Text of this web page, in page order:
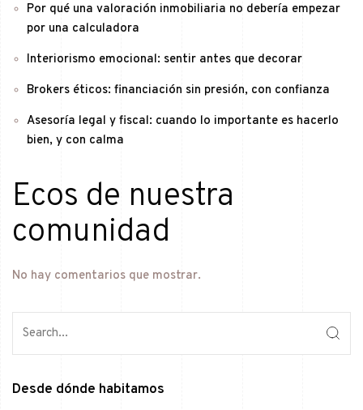
Por qué una valoración inmobiliaria no debería empezar
por una calculadora
Interiorismo emocional: sentir antes que decorar
Brokers éticos: financiación sin presión, con confianza
Asesoría legal y fiscal: cuando lo importante es hacerlo
bien, y con calma
Ecos de nuestra
comunidad
No hay comentarios que mostrar.
Desde dónde habitamos